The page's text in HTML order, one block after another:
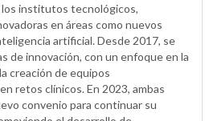
institutos tecnológicos,
en áreas como nuevos
artificial. Desde 2017, se
de innovación, con un enfoque en la
creación de equipos
retos clínicos. En 2023, ambas
convenio para continuar su